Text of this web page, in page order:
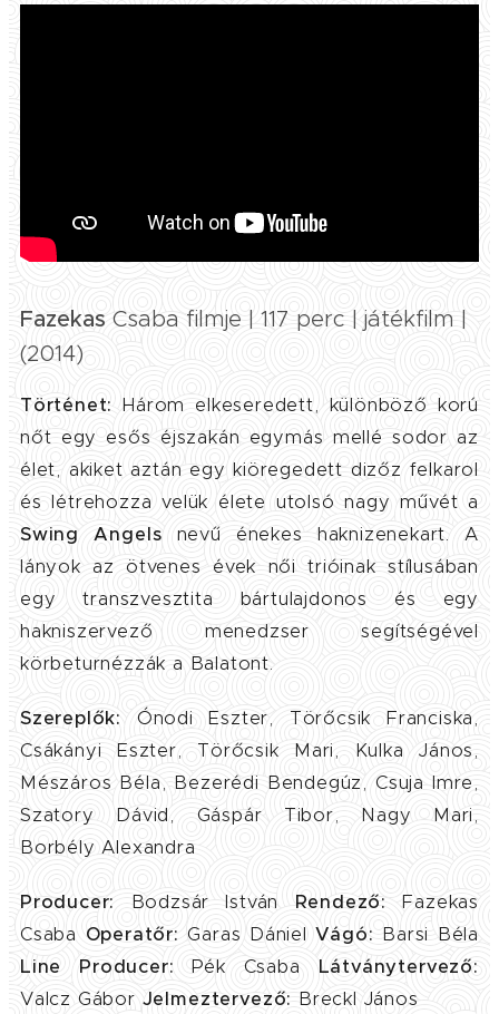
Fazekas Csaba filmje | 117 perc | játékfilm |
(2014)
Történet: Három elkeseredett, különböző korú
nőt egy esős éjszakán egymás mellé sodor az
élet, akiket aztán egy kiöregedett dizőz felkarol
és létrehozza velük élete utolsó nagy művét a
Swing Angels nevű énekes haknizenekart. A
lányok az ötvenes évek női trióinak stílusában
egy transzvesztita bártulajdonos és egy
hakniszervező menedzser segítségével
körbeturnézzák a Balatont.
Szereplők: Ónodi Eszter, Törőcsik Franciska,
Csákányi Eszter, Törőcsik Mari, Kulka János,
Mészáros Béla, Bezerédi Bendegúz, Csuja Imre,
Szatory Dávid, Gáspár Tibor, Nagy Mari,
Borbély Alexandra
Producer: Bodzsár István Rendező: Fazekas
Csaba Operatőr: Garas DánielVágó: Barsi Béla
Line Producer:Pék Csaba
Látványtervező:
Valcz Gábor Jelmeztervező: Breckl János